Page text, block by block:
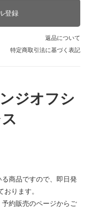
登録
返品について
特定商取引法に基づく表記
ジオフシ
商品ですので、即日発
ります。
約販売のページからご